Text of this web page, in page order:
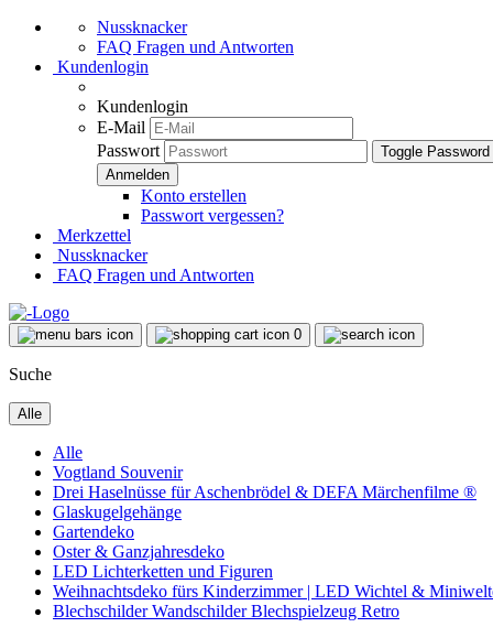
Nussknacker
FAQ Fragen und Antworten
Kundenlogin
Kundenlogin
E-Mail
Passwort
Toggle
Konto erstellen
Passwort vergessen?
Merkzettel
Nussknacker
FAQ Fragen und Antworten
0
Suche
Alle
Alle
Vogtland Souvenir
Drei Haselnüsse für Aschenbrödel & DEFA Märchenfilme ®
Glaskugelgehänge
Gartendeko
Oster & Ganzjahresdeko
LED Lichterketten und Figuren
Weihnachtsdeko fürs Kinderzimmer | LED Wichtel &
Blechschilder Wandschilder Blechspielzeug Retro